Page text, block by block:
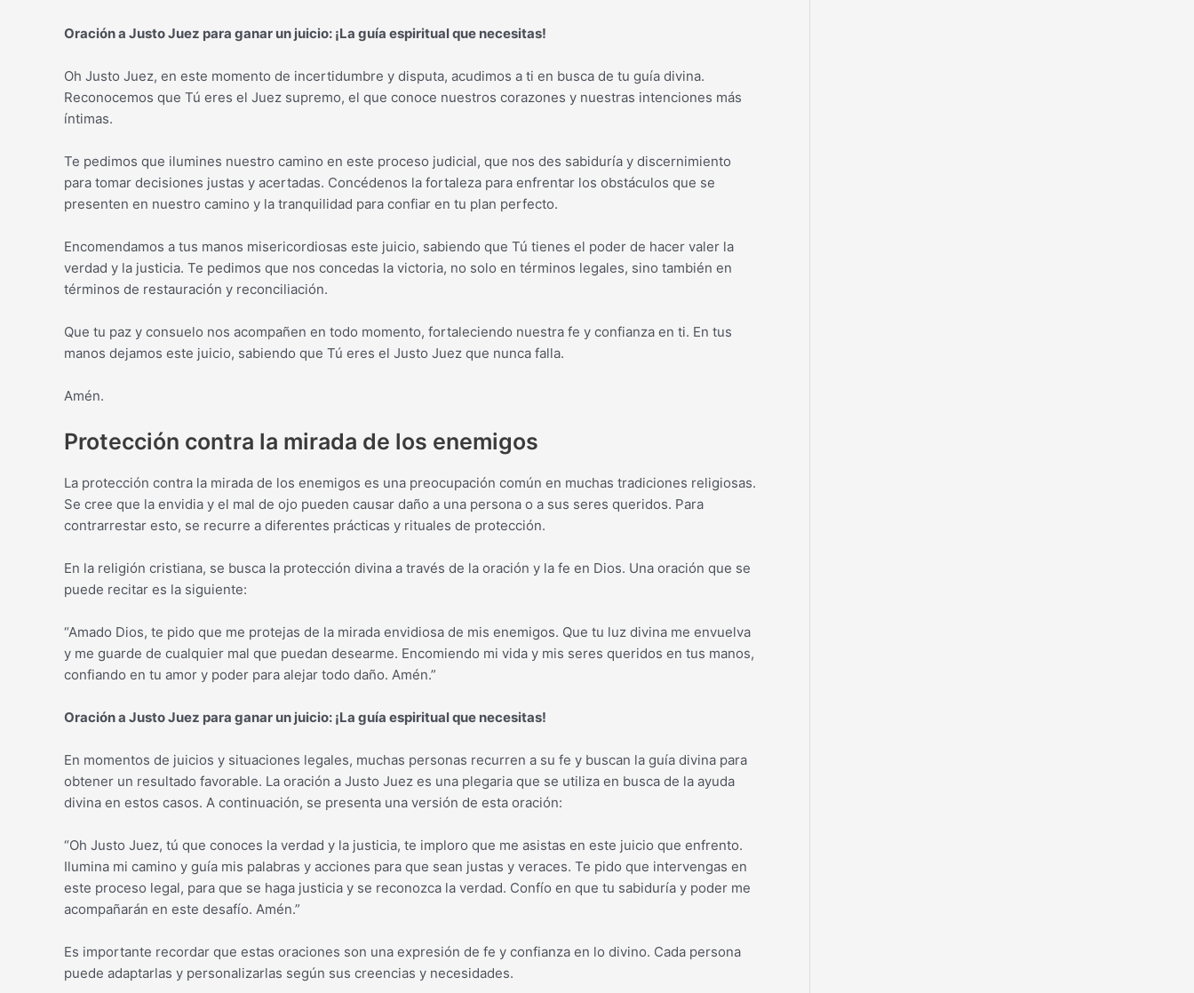
Oración a Justo Juez para ganar un juicio: ¡La guía espiritual que necesitas!
Oh Justo Juez, en este momento de incertidumbre y disputa, acudimos a ti en busca de tu guía divina.
Reconocemos que Tú eres el Juez supremo, el que conoce nuestros corazones y nuestras intenciones más
íntimas.
Te pedimos que ilumines nuestro camino en este proceso judicial, que nos des sabiduría y discernimiento
para tomar decisiones justas y acertadas. Concédenos la fortaleza para enfrentar los obstáculos que se
presenten en nuestro camino y la tranquilidad para confiar en tu plan perfecto.
Encomendamos a tus manos misericordiosas este juicio, sabiendo que Tú tienes el poder de hacer valer la
verdad y la justicia. Te pedimos que nos concedas la victoria, no solo en términos legales, sino también en
términos de restauración y reconciliación.
Que tu paz y consuelo nos acompañen en todo momento, fortaleciendo nuestra fe y confianza en ti. En tus
manos dejamos este juicio, sabiendo que Tú eres el Justo Juez que nunca falla.
Amén.
Protección contra la mirada de los enemigos
La protección contra la mirada de los enemigos es una preocupación común en muchas tradiciones religiosas.
Se cree que la envidia y el mal de ojo pueden causar daño a una persona o a sus seres queridos. Para
contrarrestar esto, se recurre a diferentes prácticas y rituales de protección.
En la religión cristiana, se busca la protección divina a través de la oración y la fe en Dios. Una oración que se
puede recitar es la siguiente:
“Amado Dios, te pido que me protejas de la mirada envidiosa de mis enemigos. Que tu luz divina me envuelva
y me guarde de cualquier mal que puedan desearme. Encomiendo mi vida y mis seres queridos en tus manos,
confiando en tu amor y poder para alejar todo daño. Amén.”
Oración a Justo Juez para ganar un juicio: ¡La guía espiritual que necesitas!
En momentos de juicios y situaciones legales, muchas personas recurren a su fe y buscan la guía divina para
obtener un resultado favorable. La oración a Justo Juez es una plegaria que se utiliza en busca de la ayuda
divina en estos casos. A continuación, se presenta una versión de esta oración:
“Oh Justo Juez, tú que conoces la verdad y la justicia, te imploro que me asistas en este juicio que enfrento.
Ilumina mi camino y guía mis palabras y acciones para que sean justas y veraces. Te pido que intervengas en
este proceso legal, para que se haga justicia y se reconozca la verdad. Confío en que tu sabiduría y poder me
acompañarán en este desafío. Amén.”
Es importante recordar que estas oraciones son una expresión de fe y confianza en lo divino. Cada persona
puede adaptarlas y personalizarlas según sus creencias y necesidades.